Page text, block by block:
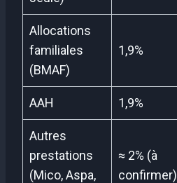
Allocations
familiales
(BMAF)
1,9%
AAH 1,9%
Autres
prestations
(Mico, Aspa,
≈ 2% (à
confirmer)